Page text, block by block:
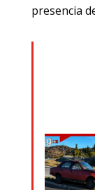
presencia